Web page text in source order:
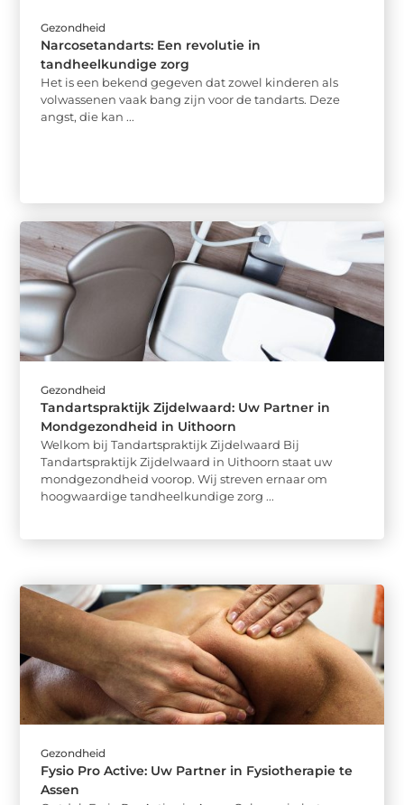
Gezondheid
Narcosetandarts: Een revolutie in
tandheelkundige zorg
Het is een bekend gegeven dat zowel kinderen als
volwassenen vaak bang zijn voor de tandarts. Deze
angst, die kan ...
Gezondheid
Tandartspraktijk Zijdelwaard: Uw Partner in
Mondgezondheid in Uithoorn
Welkom bij Tandartspraktijk Zijdelwaard Bij
Tandartspraktijk Zijdelwaard in Uithoorn staat uw
mondgezondheid voorop. Wij streven ernaar om
hoogwaardige tandheelkundige zorg ...
Gezondheid
Fysio Pro Active: Uw Partner in Fysiotherapie te
Assen